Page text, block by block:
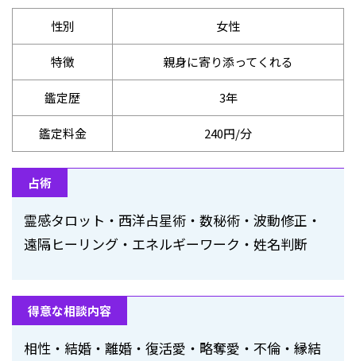
性別 女性
特徴 親身に寄り添ってくれる
鑑定歴 3年
鑑定料金 240円/分
占術
霊感タロット・西洋占星術・数秘術・波動修正・
遠隔ヒーリング・エネルギーワーク・姓名判断
得意な相談内容
相性・結婚・離婚・復活愛・略奪愛・不倫・縁結